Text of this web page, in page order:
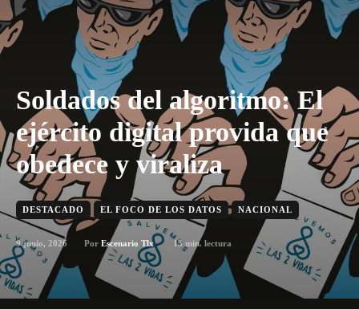
Soldados del algoritmo: El
ejército digital provida que
obedece y viraliza
DESTACADO EL FOCO DE LOS DATOS NACIONAL
9 junio, 2026 Por Escenario Tlx 13 min. lectura